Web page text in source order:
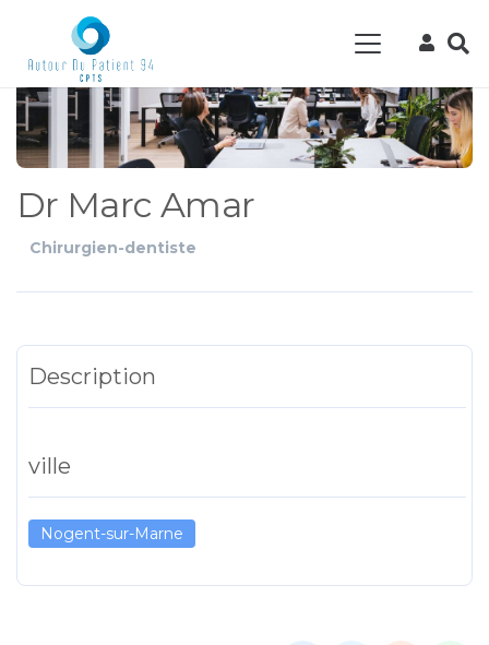
Dr Marc Amar
Chirurgien-dentiste
Description
ville
Nogent-sur-Marne